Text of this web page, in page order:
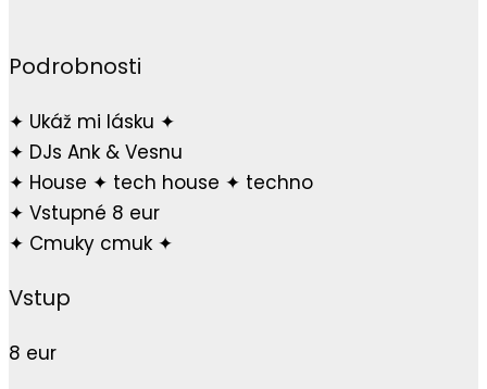
Podrobnosti
✦ Ukáž mi lásku ✦
✦ DJs Ank & Vesnu
✦ House ✦ tech house ✦ techno
✦ Vstupné 8 eur
✦ Cmuky cmuk ✦
Vstup
8 eur